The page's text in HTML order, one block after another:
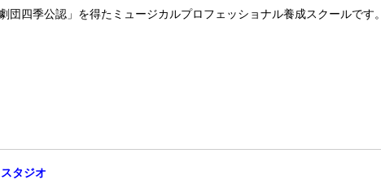
団四季公認」を得たミュージカルプロフェッショナル養成スクールです。
タジオ